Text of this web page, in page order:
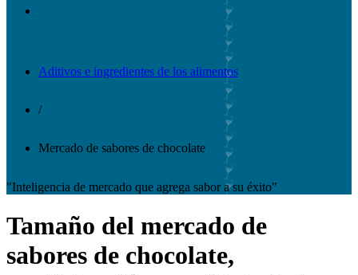
Aditivos e ingredientes de los alimentos
/
Mercado de sabores de chocolate
"Inteligencia de mercado que agrega sabor a su éxito"
Tamaño del mercado de
sabores de chocolate,